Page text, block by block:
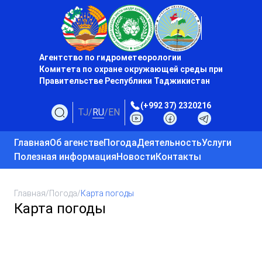
Агентство по гидрометеорологии
Комитета по охране окружающей среды при
Правительстве Республики Таджикистан
TJ/RU/EN
(+992 37) 2320216
ГлавнаяОб агенствеПогодаДеятельностьУслуги
Полезная информацияНовостиКонтакты
Главная/Погода/Карта погоды
Карта погоды